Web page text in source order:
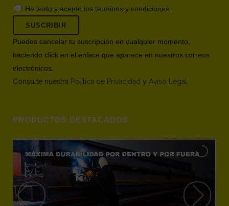
He leído y acepto los términos y condiciones
Puedes cancelar tu suscripción en cualquier momento,
haciendo click en el enlace que aparece en nuestros correos
electrónicos.
Consulte nuestra Política de Privacidad y Aviso Legal
PRODUCTOS DESTACADOS